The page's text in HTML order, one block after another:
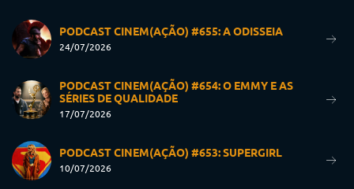
PODCAST CINEM(AÇÃO) #655: A ODISSEIA
24/07/2026
PODCAST CINEM(AÇÃO) #654: O EMMY E AS
SÉRIES DE QUALIDADE
17/07/2026
PODCAST CINEM(AÇÃO) #653: SUPERGIRL
10/07/2026